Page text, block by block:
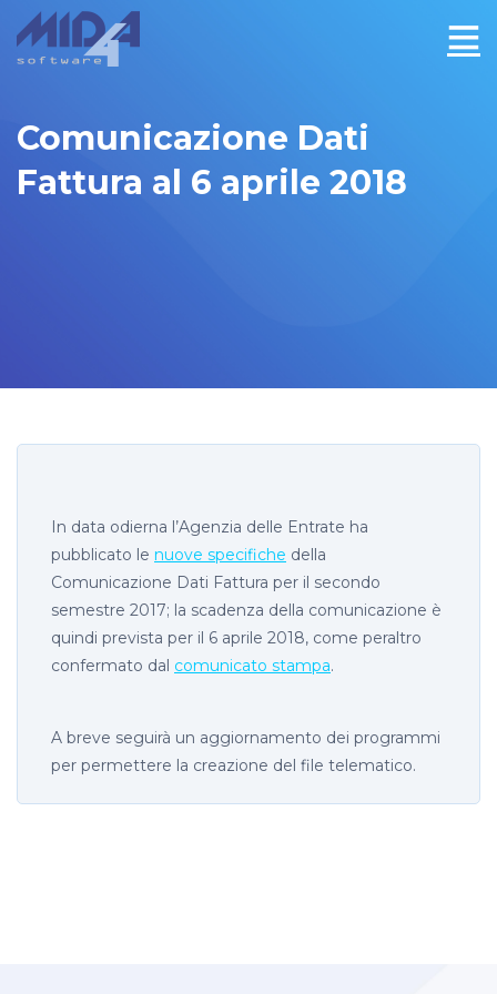
Comunicazione Dati
Fattura al 6 aprile 2018
In data odierna l’Agenzia delle Entrate ha
pubblicato le nuove specifiche della
Comunicazione Dati Fattura per il secondo
semestre 2017; la scadenza della comunicazione è
quindi prevista per il 6 aprile 2018, come peraltro
confermato dal comunicato stampa.
A breve seguirà un aggiornamento dei programmi
per permettere la creazione del file telematico.